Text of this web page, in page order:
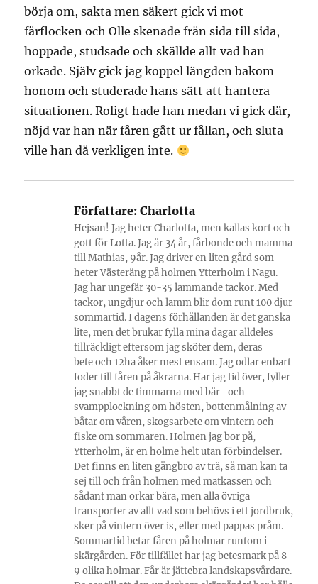
börja om, sakta men säkert gick vi mot
fårflocken och Olle skenade från sida till sida,
hoppade, studsade och skällde allt vad han
orkade. Själv gick jag koppel längden bakom
honom och studerade hans sätt att hantera
situationen. Roligt hade han medan vi gick där,
nöjd var han när fåren gått ur fållan, och sluta
ville han då verkligen inte.
Författare: Charlotta
Hejsan! Jag heter Charlotta, men kallas kort och
gott för Lotta. Jag är 34 år, fårbonde och mamma
till Mathias, 9år. Jag driver en liten gård som
heter Västeräng på holmen Ytterholm i Nagu.
Jag har ungefär 30-35 lammande tackor. Med
tackor, ungdjur och lamm blir dom runt 100 djur
sommartid. I dagens förhållanden är det ganska
lite, men det brukar fylla mina dagar alldeles
tillräckligt eftersom jag sköter dem, deras
bete och 12ha åker mest ensam. Jag odlar enbart
foder till fåren på åkrarna. Har jag tid över, fyller
jag snabbt de timmarna med bär- och
svampplockning om hösten, bottenmålning av
båtar om våren, skogsarbete om vintern och
fiske om sommaren. Holmen jag bor på,
Ytterholm, är en holme helt utan förbindelser.
Det finns en liten gångbro av trä, så man kan ta
sej till och från holmen med matkassen och
sådant man orkar bära, men alla övriga
transporter av allt vad som behövs i ett jordbruk,
sker på vintern över is, eller med pappas pråm.
Sommartid betar fåren på holmar runtom i
skärgården. För tillfället har jag betesmark på 8-
9 olika holmar. Får är jättebra landskapsvårdare.